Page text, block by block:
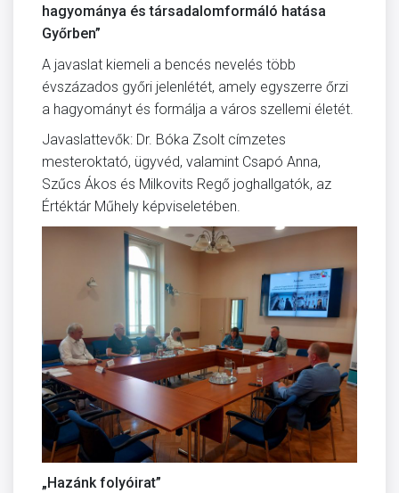
hagyománya és társadalomformáló hatása
Győrben”
A javaslat kiemeli a bencés nevelés több
évszázados győri jelenlétét, amely egyszerre őrzi
a hagyományt és formálja a város szellemi életét.
Javaslattevők: Dr. Bóka Zsolt címzetes
mesteroktató, ügyvéd, valamint Csapó Anna,
Szűcs Ákos és Milkovits Regő joghallgatók, az
Értéktár Műhely képviseletében.
„Hazánk folyóirat”